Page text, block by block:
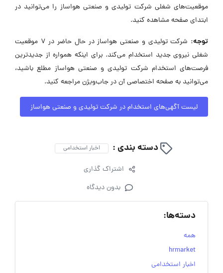
موقعیت‌های شغلی شرکت تولیدی و صنعتی هواساز را می‌توانید در
ابتدای صفحه مشاهده کنید.
توجه:
شرکت تولیدی و صنعتی هواساز در حال حاضر در ۷ موقعیت
شغلی نیروی جدید استخدام می‌کند. برای اینکه همواره از جدیدترین
فرصت‌های استخدام شرکت تولیدی و صنعتی هواساز مطلع باشید،
می‌توانید به صفحه اختصاصی آن در جاب‌ویژن مراجعه کنید.
لیست آگهی‌های استخدام در شرکت تولیدی و صنعتی هواساز
دسته بندی : اخبار استخدامی
اشتراک گذاری
بدون دیدگاه
دسته‌ها:
همه
hrmarket
اخبار استخدامی